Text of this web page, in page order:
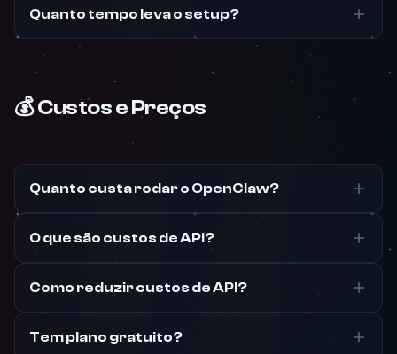
Quanto tempo leva o setup?
💰 Custos e Preços
Quanto custa rodar o OpenClaw?
O que são custos de API?
Como reduzir custos de API?
Tem plano gratuito?